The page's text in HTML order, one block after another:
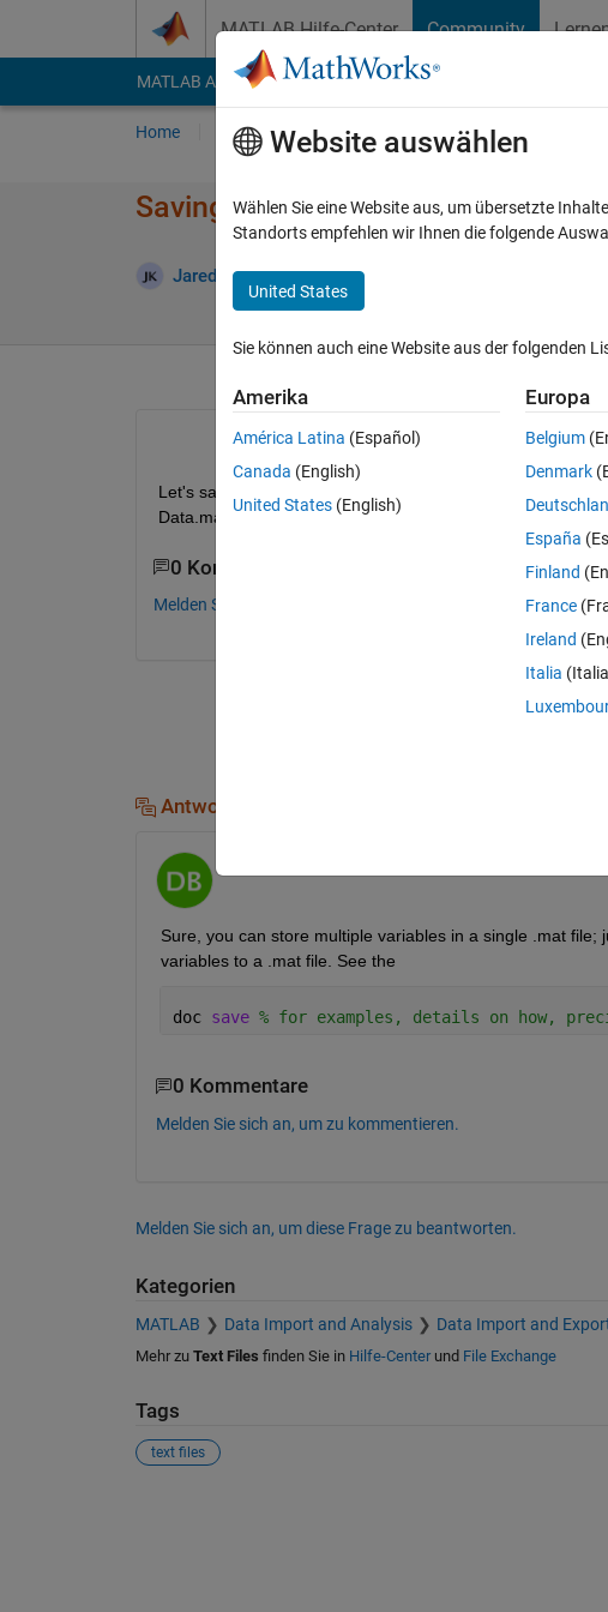
MATLAB Hilfe-Center Community
MATLAB Answers File Exchange Cody
Home Fragen Antworten Durchsuchen
Saving .txt file in .mat file
Jared 30 Jan. 2017
Let's say I have a text file Notes.txt that describes the
Data.mat?
0 Kommentare
Melden Sie sich an, um zu kommentieren.
Antworten (1)
Sure, you can store multiple variables in a single .mat
variables to a .mat file. See the
doc save % for examples, details on how,
0 Kommentare
Melden Sie sich an, um zu kommentieren.
Melden Sie sich an, um diese Frage zu beantworten.
Kategorien
MATLAB Data Import and Analysis Data Import and
Mehr zu Text Files finden Sie in Hilfe-Centerund File Exchange
Tags
text files
Website auswählen
Wählen Sie eine Website aus, um übersetzte
Standorts empfehlen wir Ihnen die folgende
United States
Sie können auch eine Website aus der folgenden
Amerika
América Latina (Español)
Canada (English)
United States (English)
Europa
Belgium
Denmark
España
Finland
France
Ireland
Italia